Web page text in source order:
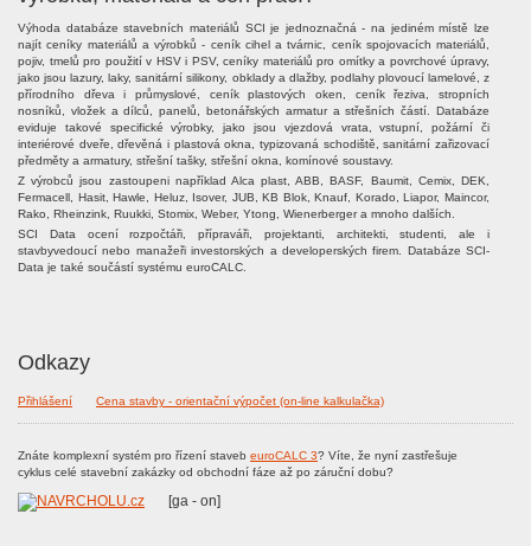
Výhoda databáze stavebních materiálů SCI je jednoznačná - na jediném místě lze
najít ceníky materiálů a výrobků - ceník cihel a tvárnic, ceník spojovacích materiálů,
pojiv, tmelů pro použití v HSV i PSV, ceníky materiálů pro omítky a povrchové úpravy,
jako jsou lazury, laky, sanitární silikony, obklady a dlažby, podlahy plovoucí lamelové, z
přírodního dřeva i průmyslové, ceník plastových oken, ceník řeziva, stropních
nosníků, vložek a dílců, panelů, betonářských armatur a střešních částí. Databáze
eviduje takové specifické výrobky, jako jsou vjezdová vrata, vstupní, požární či
interiérové dveře, dřevěná i plastová okna, typizovaná schodiště, sanitární zařizovací
předměty a armatury, střešní tašky, střešní okna, komínové soustavy.
Z výrobců jsou zastoupeni například Alca plast, ABB, BASF, Baumit, Cemix, DEK,
Fermacell, Hasit, Hawle, Heluz, Isover, JUB, KB Blok, Knauf, Korado, Liapor, Maincor,
Rako, Rheinzink, Ruukki, Stomix, Weber, Ytong, Wienerberger a mnoho dalších.
SCI Data ocení rozpočtáři, přípraváři, projektanti, architekti, studenti, ale i
stavbyvedoucí nebo manažeři investorských a developerských firem. Databáze SCI-
Data je také součástí systému euroCALC.
Odkazy
Přihlášení Cena stavby - orientační výpočet (on-line kalkulačka)
Znáte komplexní systém pro řízení staveb euroCALC 3? Víte, že nyní zastřešuje
cyklus celé stavební zakázky od obchodní fáze až po záruční dobu?
[ga - on]